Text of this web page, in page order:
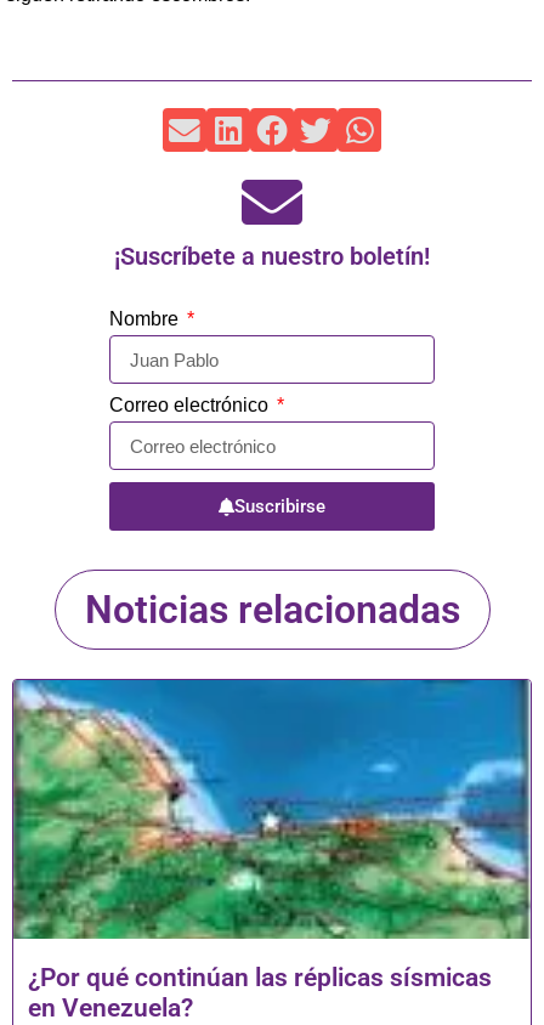
¡Suscríbete a nuestro boletín!
Nombre
Correo electrónico
Suscribirse
Noticias relacionadas
¿Por qué continúan las réplicas sísmicas
en Venezuela?